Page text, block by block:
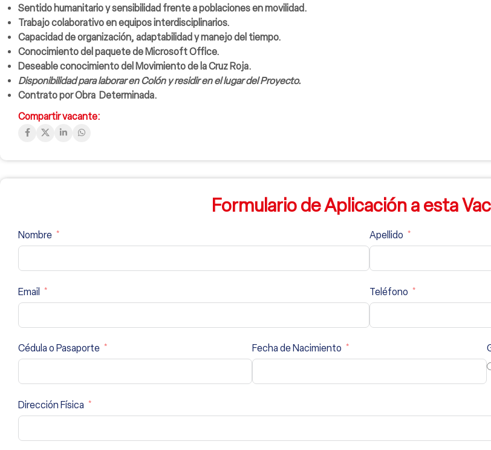
Sentido humanitario y sensibilidad frente a poblaciones en movilidad.
Trabajo colaborativo en equipos interdisciplinarios.
Capacidad de organización, adaptabilidad y manejo del tiempo.
Conocimiento del paquete de Microsoft Office.
Deseable conocimiento del Movimiento de la Cruz Roja.
Disponibilidad para laborar en Colón y residir en el lugar del Proyecto.
Contrato por Obra Determinada.
Compartir vacante:
Formulario de Aplicación a esta
Nombre Apellido
Email Teléfono
Cédula o Pasaporte Fecha de Nacimiento
Dirección Física